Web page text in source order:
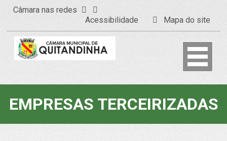
Câmara nas redes
Acessibilidade
Mapa do site
EMPRESAS TERCEIRIZADAS